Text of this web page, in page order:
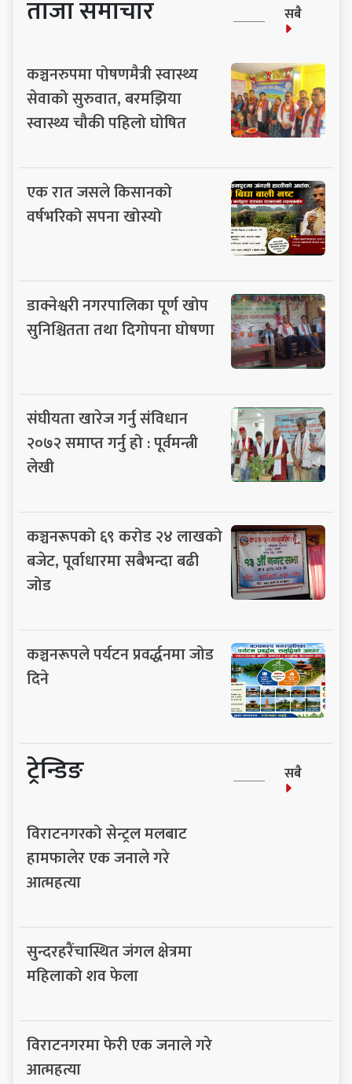
ताजा समाचार सबै
कञ्चनरुपमा पोषणमैत्री स्वास्थ्य
सेवाको सुरुवात, बरमझिया
स्वास्थ्य चौकी पहिलो घोषित
एक रात जसले किसानको
वर्षभरिको सपना खोस्यो
डाक्नेश्वरी नगरपालिका पूर्ण खोप
सुनिश्चितता तथा दिगोपना घोषणा
संघीयता खारेज गर्नु संविधान
२०७२ समाप्त गर्नु हो : पूर्वमन्त्री
लेखी
कञ्चनरूपको ६९ करोड २४ लाखको
बजेट, पूर्वाधारमा सबैभन्दा बढी
जोड
कञ्चनरूपले पर्यटन प्रवर्द्धनमा जोड
दिने
ट्रेन्डिङ सबै
विराटनगरको सेन्ट्रल मलबाट
हामफालेर एक जनाले गरे
आत्महत्या
सुन्दरहरैंचास्थित जंगल क्षेत्रमा
महिलाको शव फेला
विराटनगरमा फेरी एक जनाले गरे
आत्महत्या